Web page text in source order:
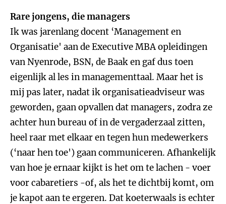
Rare jongens, die managers
Ik was jarenlang docent ‘Management en
Organisatie' aan de Executive MBA opleidingen
van Nyenrode, BSN, de Baak en gaf dus toen
eigenlijk al les in managementtaal. Maar het is
mij pas later, nadat ik organisatieadviseur was
geworden, gaan opvallen dat managers, zodra ze
achter hun bureau of in de vergaderzaal zitten,
heel raar met elkaar en tegen hun medewerkers
(‘naar hen toe') gaan communiceren. Afhankelijk
van hoe je ernaar kijkt is het om te lachen - voer
voor cabaretiers -of, als het te dichtbij komt, om
je kapot aan te ergeren. Dat koeterwaals is echter